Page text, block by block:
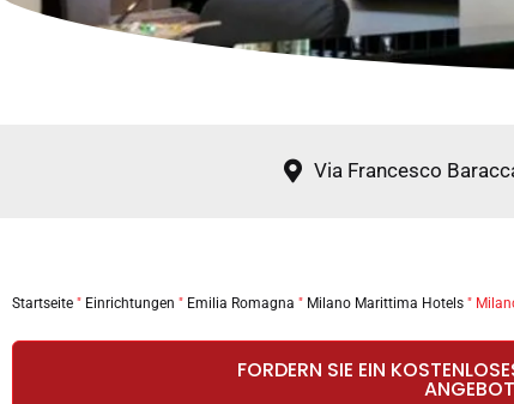
Via Francesco
Startseite " Einrichtungen " Emilia Romagna " Milano Marittima Hotels "
FORDERN SIE EIN